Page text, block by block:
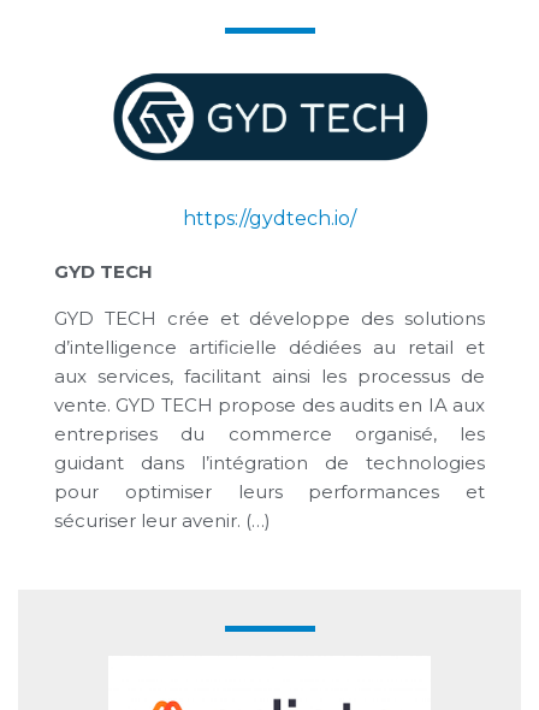
GYD TECH
GYD TECH crée et développe des solutions
d’intelligence artificielle dédiées au retail et
aux services, facilitant ainsi les processus de
vente. GYD TECH propose des audits en IA aux
entreprises du commerce organisé, les
guidant dans l’intégration de technologies
pour optimiser leurs performances et
sécuriser leur avenir. (…)
https://gydtech.io/